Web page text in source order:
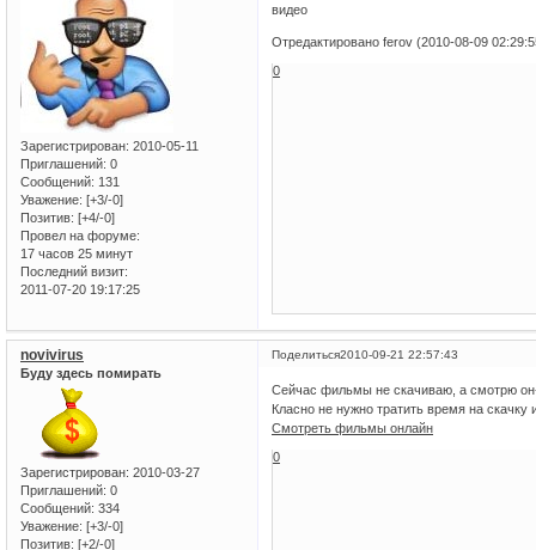
Зарегистрирован: 2010-05-11
Приглашений: 0
Сообщений: 131
Уважение: [+3/-0]
Позитив: [+4/-0]
Провел на форуме:
17 часов 25 минут
Последний визит:
2011-07-20 19:17:25
видео
Отредактировано ferov (2010-08-09
0
Поделиться2010-09-21 22:57:43
novivirus
Буду здесь помирать
Зарегистрирован: 2010-03-27
Приглашений: 0
Сообщений: 334
Уважение: [+3/-0]
Позитив: [+2/-0]
Сейчас фильмы не скачиваю, а смотрю
Класно не нужно тратить время на скачку
Смотреть фильмы онлайн
0